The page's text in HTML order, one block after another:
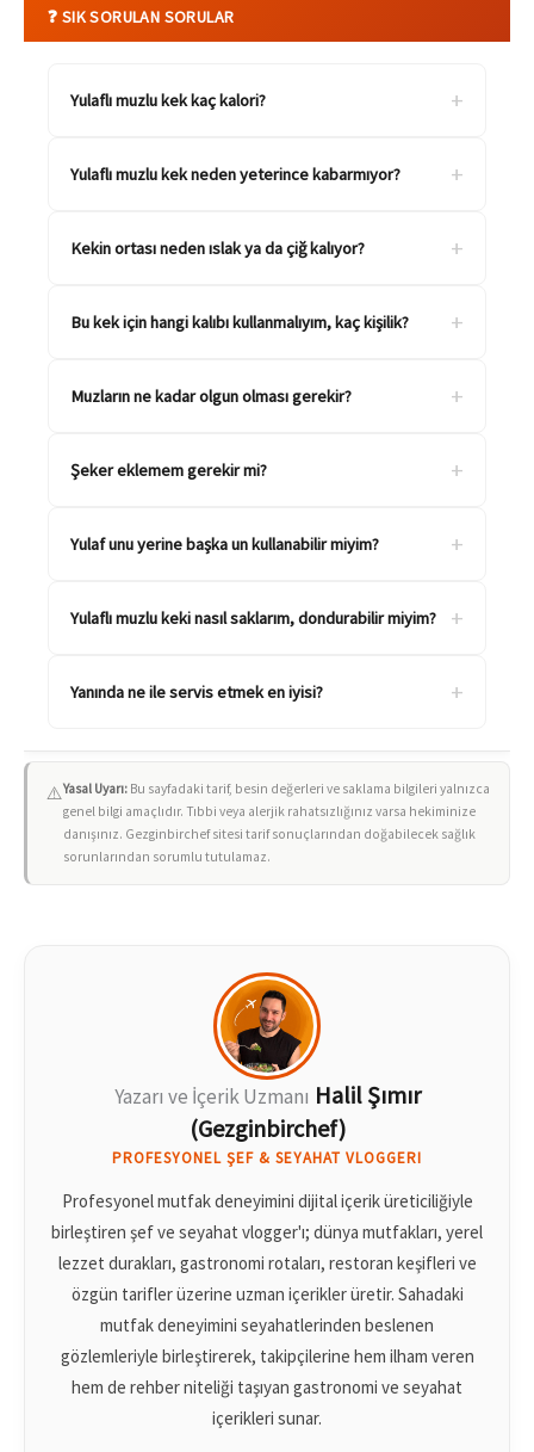
❓ SIK SORULAN SORULAR
Yulaflı muzlu kek kaç kalori? +
Yulaflı muzlu kek neden yeterince kabarmıyor? +
Kekin ortası neden ıslak ya da çiğ kalıyor? +
Bu kek için hangi kalıbı kullanmalıyım, kaç kişilik? +
Muzların ne kadar olgun olması gerekir? +
Şeker eklemem gerekir mi? +
Yulaf unu yerine başka un kullanabilir miyim? +
Yulaflı muzlu keki nasıl saklarım, dondurabilir miyim? +
Yanında ne ile servis etmek en iyisi? +
⚠️Yasal Uyarı: Bu sayfadaki tarif, besin değerleri ve saklama bilgileri yalnızca
genel bilgi amaçlıdır. Tıbbi veya alerjik rahatsızlığınız varsa hekiminize
danışınız. Gezginbirchef sitesi tarif sonuçlarından doğabilecek sağlık
sorunlarından sorumlu tutulamaz.
Yazarı ve İçerik Uzmanı Halil Şımır
(Gezginbirchef)
PROFESYONEL ŞEF & SEYAHAT VLOGGERI
Profesyonel mutfak deneyimini dijital içerik üreticiliğiyle
birleştiren şef ve seyahat vlogger'ı; dünya mutfakları, yerel
lezzet durakları, gastronomi rotaları, restoran keşifleri ve
özgün tarifler üzerine uzman içerikler üretir. Sahadaki
mutfak deneyimini seyahatlerinden beslenen
gözlemleriyle birleştirerek, takipçilerine hem ilham veren
hem de rehber niteliği taşıyan gastronomi ve seyahat
içerikleri sunar.